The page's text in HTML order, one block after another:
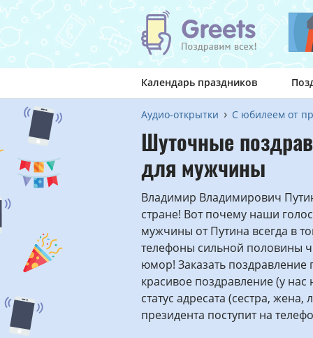
Календарь праздников
Аудио-открытки С юбилеем от
Шуточные
для мужчины
Владимир Владимирович
стране! Вот почему наши
мужчины от Путина всегда в
телефоны сильной половины
юмор! Заказать
красивое поздравление (у нас
статус адресата (сестра,
президента поступит на